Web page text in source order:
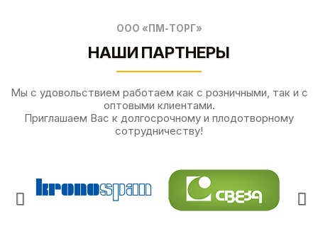
ООО «ПМ-ТОРГ»
НАШИ ПАРТНЕРЫ
Мы с удовольствием работаем как с розничными, так и с
оптовыми клиентами.
Приглашаем Вас к долгосрочному и плодотворному
сотрудничеству!